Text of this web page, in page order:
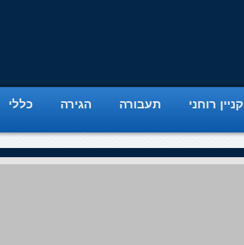
קניין רוחני תעבורה הגירה כללי